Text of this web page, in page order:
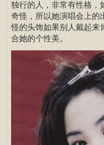
独行的人，非常有性格，
奇怪，所以她演唱会上的
怪的头饰如果别人戴起来
合她的个性美。